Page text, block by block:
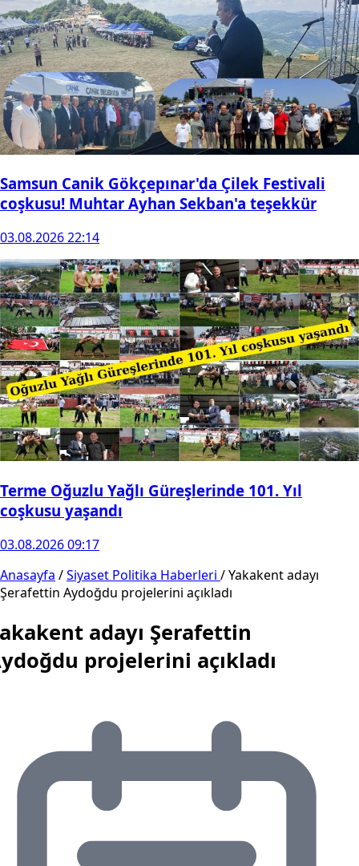
Samsun Canik Gökçepınar'da Çilek Festivali
coşkusu! Muhtar Ayhan Sekban'a teşekkür
03.08.2026 22:14
Terme Oğuzlu Yağlı Güreşlerinde 101. Yıl
coşkusu yaşandı
03.08.2026 09:17
Anasayfa /Siyaset Politika Haberleri /Yakakent adayı
Şerafettin Aydoğdu projelerini açıkladı
adayı Şerafettin
projelerini açıkladı